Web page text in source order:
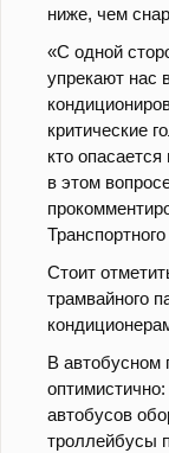
ниже, чем
«С одной
упрекают нас
критические
кто
в этом
Стоит
трамвайного
В автобусном
автобусов
троллейбусы